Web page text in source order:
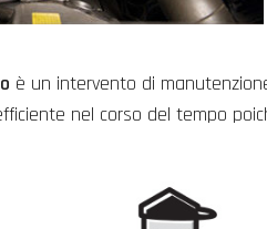
è un intervento di
nel corso del tempo